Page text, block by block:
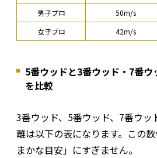
男子プロ
50m/s
女子プロ
42m/s
5番ウッドと3番ウッド・7番
を比較
3番ウッド、5番ウッド、7番ウッ
離は以下の表になります。この
まかな目安」にすぎません。